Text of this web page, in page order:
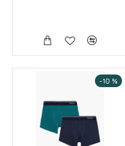
-10 %